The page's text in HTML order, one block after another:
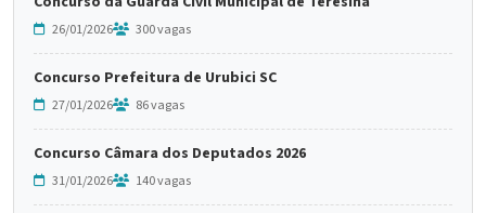
26/01/2026 300 vagas
Concurso Prefeitura de Urubici SC
27/01/2026 86 vagas
Concurso Câmara dos Deputados 2026
31/01/2026 140 vagas